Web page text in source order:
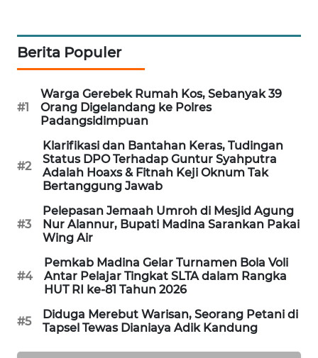
Berita Populer
#1
Warga Gerebek Rumah Kos, Sebanyak 39
Orang Digelandang ke Polres
Padangsidimpuan
#2
Klarifikasi dan Bantahan Keras, Tudingan
Status DPO Terhadap Guntur Syahputra
Adalah Hoaxs & Fitnah Keji Oknum Tak
Bertanggung Jawab
#3
Pelepasan Jemaah Umroh di Mesjid Agung
Nur Alannur, Bupati Madina Sarankan Pakai
Wing Air
#4
Pemkab Madina Gelar Turnamen Bola Voli
Antar Pelajar Tingkat SLTA dalam Rangka
HUT RI ke-81 Tahun 2026
#5
Diduga Merebut Warisan, Seorang Petani di
Tapsel Tewas Dianiaya Adik Kandung
KARING
JURNAL
HUMBANG
NEWS
GARONGGANG
NEWS
FISUELRI
ID
ENERGI